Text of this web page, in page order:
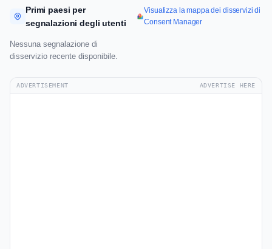
Primi paesi per
segnalazioni degli utenti
Visualizza la mappa dei disservizi di
Consent Manager
Nessuna segnalazione di
disservizio recente disponibile.
ADVERTISEMENT ADVERTISE HERE